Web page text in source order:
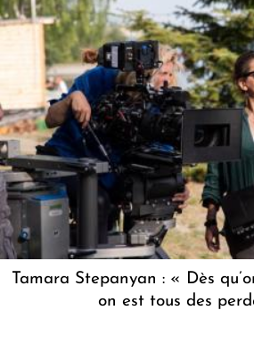
Tamara Stepanyan : « Dès
on est tous des